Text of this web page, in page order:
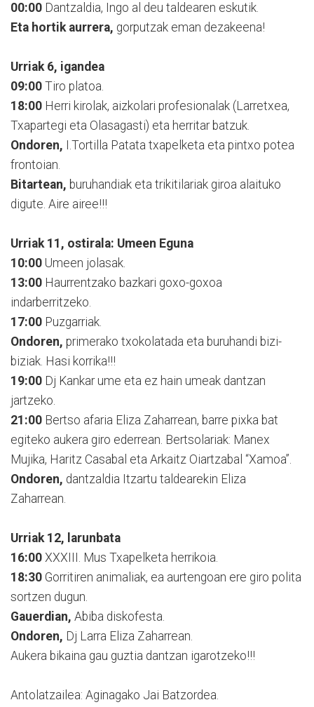
00:00 Dantzaldia, Ingo al deu taldearen eskutik.
Eta hortik aurrera, gorputzak eman dezakeena!
Urriak 6, igandea
09:00 Tiro platoa.
18:00 Herri kirolak, aizkolari profesionalak (Larretxea,
Txapartegi eta Olasagasti) eta herritar batzuk.
Ondoren, I.Tortilla Patata txapelketa eta pintxo potea
frontoian.
Bitartean, buruhandiak eta trikitilariak giroa alaituko
digute. Aire airee!!!
Urriak 11, ostirala: Umeen Eguna
10:00 Umeen jolasak.
13:00 Haurrentzako bazkari goxo-goxoa
indarberritzeko.
17:00 Puzgarriak.
Ondoren, primerako txokolatada eta buruhandi bizi-
biziak. Hasi korrika!!!
19:00 Dj Kankar ume eta ez hain umeak dantzan
jartzeko.
21:00 Bertso afaria Eliza Zaharrean, barre pixka bat
egiteko aukera giro ederrean. Bertsolariak: Manex
Mujika, Haritz Casabal eta Arkaitz Oiartzabal “Xamoa”.
Ondoren, dantzaldia Itzartu taldearekin Eliza
Zaharrean.
Urriak 12, larunbata
16:00 XXXIII. Mus Txapelketa herrikoia.
18:30 Gorritiren animaliak, ea aurtengoan ere giro polita
sortzen dugun.
Gauerdian, Abiba diskofesta.
Ondoren, Dj Larra Eliza Zaharrean.
Aukera bikaina gau guztia dantzan igarotzeko!!!
Antolatzailea: Aginagako Jai Batzordea.